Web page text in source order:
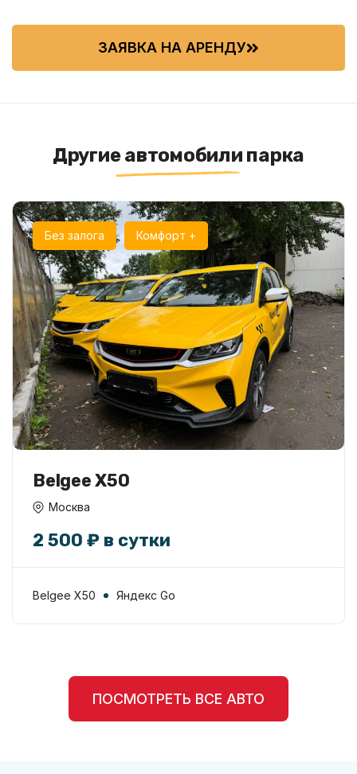
ЗАЯВКА НА АРЕНДУ
Другие автомобили парка
Без залога Комфорт +
Belgee X50
Москва
2 500 ₽ в сутки
Belgee X50 Яндекс Go
ПОСМОТРЕТЬ ВСЕ АВТО